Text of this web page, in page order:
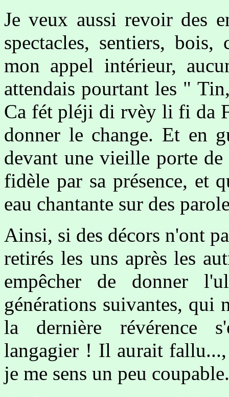
Je veux aussi revoir des
spectacles, sentiers,
mon appel intérieur,
attendais pourtant les "
Ca fét pléji di rvèy li fi da
donner le change. Et en
devant une vieille porte
fidèle par sa présence, et
eau chantante sur des
Ainsi, si des décors n'ont
retirés les uns après les
empêcher de donner
générations suivantes, qui
la dernière révérence
langagier ! Il aurait
je me sens un peu coupable.